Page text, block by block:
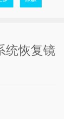
统恢复镜